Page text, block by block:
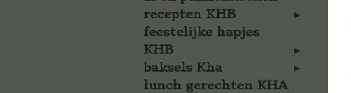
recepten KHB
feestelijke hapjes
KHB
baksels Kha
lunch gerechten KHA